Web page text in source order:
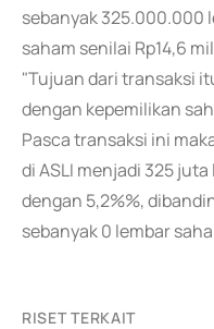
sebanyak 325.000.000
saham senilai Rp14,6
"Tujuan dari transaksi
dengan kepemilikan
Pasca transaksi ini
di ASLI menjadi 325
dengan 5,2%%,
sebanyak 0 lembar
RISET TERKAIT